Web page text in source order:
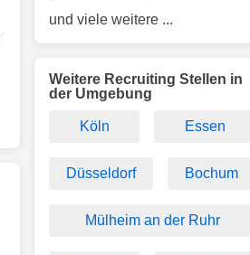
und viele weitere ...
Weitere Recruiting Stellen in
der Umgebung
Köln Essen
Düsseldorf Bochum
Mülheim an der Ruhr